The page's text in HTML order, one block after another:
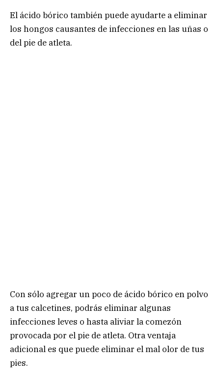
El ácido bórico también puede ayudarte a eliminar
los hongos causantes de infecciones en las uñas o
del pie de atleta.
Con sólo agregar un poco de ácido bórico en polvo
a tus calcetines, podrás eliminar algunas
infecciones leves o hasta aliviar la comezón
provocada por el pie de atleta. Otra ventaja
adicional es que puede eliminar el mal olor de tus
pies.